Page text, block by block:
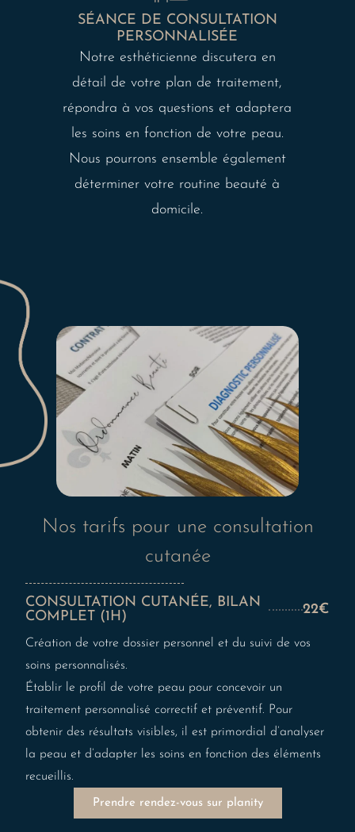
SÉANCE DE CONSULTATION
PERSONNALISÉE
Notre esthéticienne discutera en
détail de votre plan de traitement,
répondra à vos questions et adaptera
les soins en fonction de votre peau.
Nous pourrons ensemble également
déterminer votre routine beauté à
domicile.
Nos tarifs pour une consultation
cutanée
CONSULTATION CUTANÉE, BILAN
COMPLET (1H)
22€
Création de votre dossier personnel et du suivi de vos
soins personnalisés.
Établir le profil de votre peau pour concevoir un
traitement personnalisé correctif et préventif. Pour
obtenir des résultats visibles, il est primordial d’analyser
la peau et d’adapter les soins en fonction des éléments
recueillis.
Prendre rendez-vous sur planity